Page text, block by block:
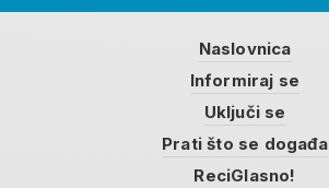
Naslovnica
Informiraj se
Uključi se
Prati što se događa
ReciGlasno!